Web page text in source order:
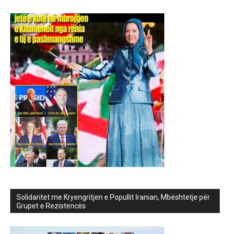
Solidaritet me Kryengritjen e Popullit Iranian, Mbështetje për
Grupet e Rezistencës